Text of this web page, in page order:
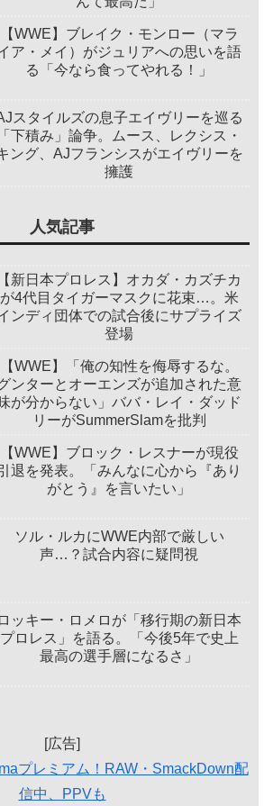
【WWE】ブレイク・モンロー（マラ
ア・メイ）がジュリアへの思いを語
る「今なら食ってやれる！」
スタイルズの息子エイヴリーを巡る
「下積み」論争。ムース、レクシス・
ング、AJフランシスがエイヴリーを
擁護
人気記事
【新日本プロレス】オカダ・カズチカ
が4代目タイガーマスクに花束…。米
ンディ団体での試合後にサプライズ
登場
【WWE】「俺の知性を侮辱するな。
ンターとオーエンズが追加された意
が分からない」ババ・レイ・ダッド
リーがSummerSlamを批判
【WWE】ブロック・レスナーが現役
退を発表。「みんなに心から『あり
がとう』を言いたい」
ソル・ルカにWWE内部で厳しい
声…？試合内容に疑問視
ロッキー・ロメロが「移行期の新日本
プロレス」を語る。「今後5年で史上
最高の選手層になるさ」
[広告]
プレミアム！RAW・SmackDown配
信中、PPVも